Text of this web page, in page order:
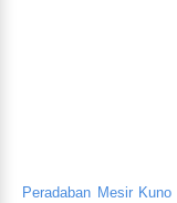
Peradaban Mesir Kuno